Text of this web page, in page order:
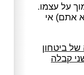
על עצמו.
אתם) אי
של ביטחון
קבלה